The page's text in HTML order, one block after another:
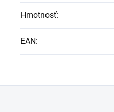
Hmotnosť:
EAN: